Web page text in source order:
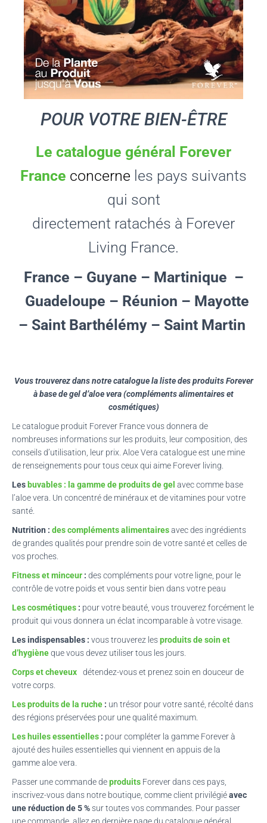
POUR VOTRE BIEN-ÊTRE
Le catalogue général Forever
France concerne les pays suivants
qui sont
directement ratachés à Forever
Living France.
France – Guyane – Martinique –
Guadeloupe – Réunion – Mayotte
– Saint Barthélémy – Saint Martin
Vous trouverez dans notre catalogue la liste des produits Forever
à base de gel d’aloevera(compléments alimentaires et
cosmétiques)
Le catalogue produit Forever France vous donnera de
nombreuses informations sur les produits, leur composition, des
conseils d’utilisation, leur prix. Aloe Vera catalogue est une mine
de renseignements pour tous ceux qui aime Forever living.
Les buvables : la gamme de produits de ge avec comme base
l’aloevera Un concentré de minéraux et de vitamines pour votre
santé.
Nutrition : des compléments alimentairesavec des ingrédients
de grandes qualités pour prendre soin de votre santé et celles de
vos proches.
Fitness et minceur : des compléments pour votre ligne, pour le
contrôle de votre poids et vous sentir bien dans votre peau
Les cosmétiques : pour votre beauté, vous trouverez forcément le
produit qui vous donnera un éclat incomparable à votre visage.
Les indispensables : vous trouverez lesproduits de soin et
d’hygièneque vous devez utiliser tous les jours.
Corps et cheveux
détendez-vous et prenez soin en douceur de
votre corps.
Les produits de la ruche : un trésor pour votre santé, récolté dans
des régions préservées pour une qualité maximum.
Les huiles essentielles : pourcompléter la gamme Foreverà
ajouté des huilesessentielles qui viennent en appuis de la
gammealoevera
Passer une commande deproduits Forever dans ces pays,
inscrivez-vous dans notre boutique, comme client privilégiéavec
une réduction de 5 %sur toutes vos commandes. Pour passer